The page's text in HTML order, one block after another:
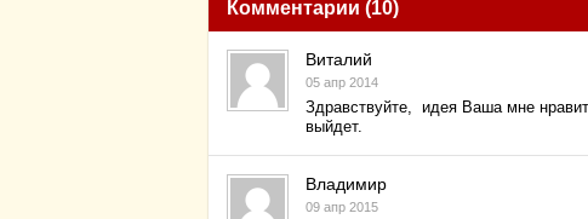
Комментарии (10)
Виталий
05 апр 2014
Здравствуйте, идея Ваша мне
выйдет.
Владимир
09 апр 2015